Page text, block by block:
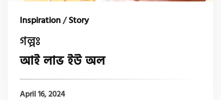
Inspiration/Story
গল্পঃ
আই লাভ ইউ অল
April 16, 2024